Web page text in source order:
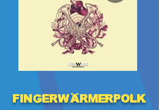
Fingerwärmerpolk